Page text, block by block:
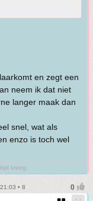
en zegt een
neem ik dat niet
langer maak dan
snel, wat als
enzo is toch wel
kreeg.
• 8